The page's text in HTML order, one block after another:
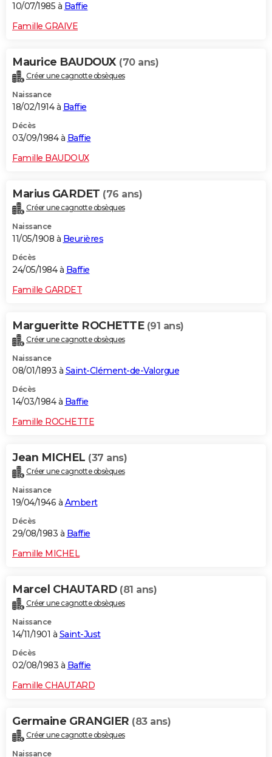
10/07/1985 à Baffie
Famille GRAIVE
Maurice BAUDOUX (70 ans)
Créer une cagnotte obsèques
Naissance
18/02/1914 à Baffie
Décès
03/09/1984 à Baffie
Famille BAUDOUX
Marius GARDET (76 ans)
Créer une cagnotte obsèques
Naissance
11/05/1908 à Beurières
Décès
24/05/1984 à Baffie
Famille GARDET
Margueritte ROCHETTE (91 ans)
Créer une cagnotte obsèques
Naissance
08/01/1893 à Saint-Clément-de-Valorgue
Décès
14/03/1984 à Baffie
Famille ROCHETTE
Jean MICHEL (37 ans)
Créer une cagnotte obsèques
Naissance
19/04/1946 à Ambert
Décès
29/08/1983 à Baffie
Famille MICHEL
Marcel CHAUTARD (81 ans)
Créer une cagnotte obsèques
Naissance
14/11/1901 à Saint-Just
Décès
02/08/1983 à Baffie
Famille CHAUTARD
Germaine GRANGIER (83 ans)
Créer une cagnotte obsèques
Naissance